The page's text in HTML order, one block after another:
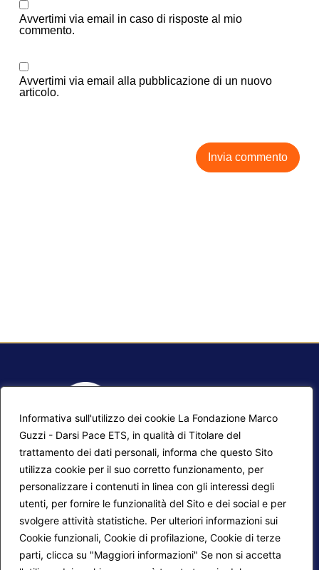
Informativa sull'utilizzo dei cookie La Fondazione Marco
Guzzi - Darsi Pace ETS, in qualità di Titolare del
trattamento dei dati personali, informa che questo Sito
utilizza cookie per il suo corretto funzionamento, per
personalizzare i contenuti in linea con gli interessi degli
utenti, per fornire le funzionalità del Sito e dei social e per
svolgere attività statistiche. Per ulteriori informazioni sui
Cookie funzionali, Cookie di profilazione, Cookie di terze
parti, clicca su "Maggiori informazioni" Se non si accetta
Avvertimi via email in caso di risposte al mio
commento.
Avvertimi via email alla pubblicazione di un nuovo
articolo.
Mappa del sito
Progetti Darsi Pace
Login redattori
Calendario corsi
Privacy Policy
Cookie Policy